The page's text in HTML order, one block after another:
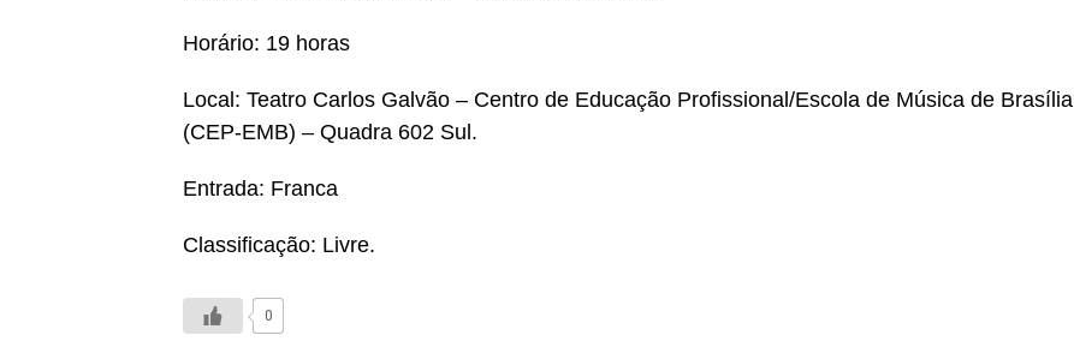
Horário: 19 horas
Local: Teatro Carlos Galvão – Centro de Educação Profissional/Escola de Música de Brasília
(CEP-EMB) – Quadra 602 Sul.
Entrada: Franca
Classificação: Livre.
0